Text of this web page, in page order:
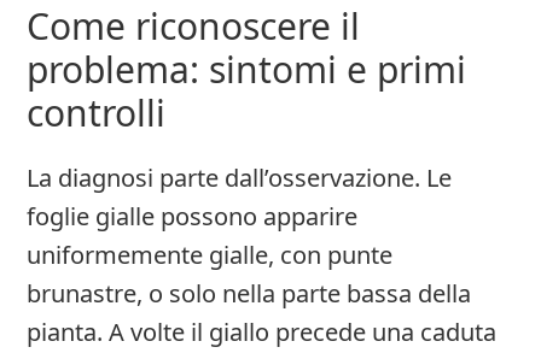
Come riconoscere il
problema: sintomi e primi
controlli
La diagnosi parte dall’osservazione. Le
foglie gialle possono apparire
uniformemente gialle, con punte
brunastre, o solo nella parte bassa della
pianta. A volte il giallo precede una caduta